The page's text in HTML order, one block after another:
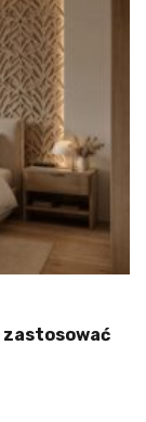
zastosować